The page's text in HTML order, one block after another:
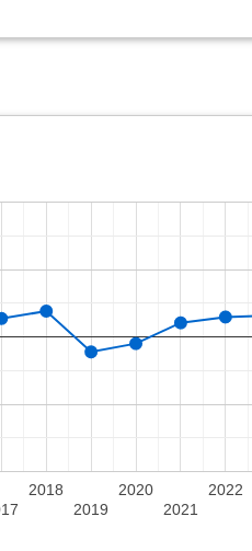
2018
2019
2020
2021
2022